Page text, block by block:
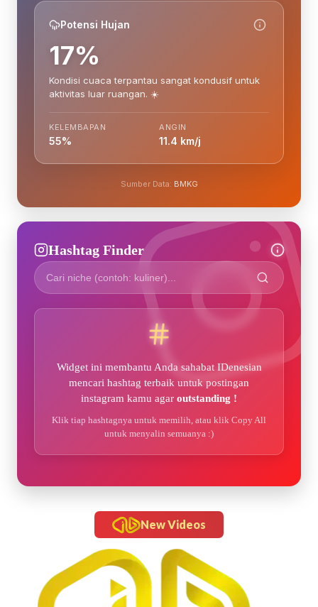
Potensi Hujan
17%
Kondisi cuaca terpantau sangat kondusif untuk
aktivitas luar ruangan. ☀️
KELEMBAPAN
55%
ANGIN
11.4 km/j
Sumber Data: BMKG
Hashtag Finder
Widget ini membantu Anda sahabat IDenesian
mencari hashtag terbaik untuk postingan
instagram kamu agar outstanding !
Klik tiap hashtagnya untuk memilih, atau klik Copy All
untuk menyalin semuanya :)
New Videos